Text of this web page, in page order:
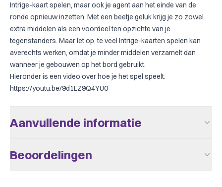
Intrige-kaart spelen, maar ook je agent aan het einde van de
ronde opnieuw inzetten. Met een beetje geluk krijg je zo zowel
extra middelen als een voordeel ten opzichte van je
tegenstanders. Maar let op: te veel Intrige-kaarten spelen kan
averechts werken, omdat je minder middelen verzamelt dan
wanneer je gebouwen op het bord gebruikt.
Hieronder is een video over hoe je het spel speelt.
https://youtu.be/9d1LZ9Q4YU0
Aanvullende informatie
Beoordelingen